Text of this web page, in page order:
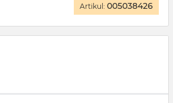
Artikul: 005038426